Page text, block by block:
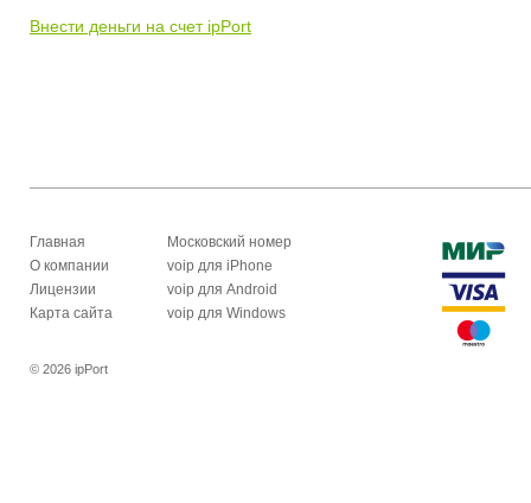
Внести деньги на счет ipPort
Главная
О компании
Лицензии
Карта сайта
Московский номер
voip для iPhone
voip для Android
voip для Windows
© 2026 ipPort